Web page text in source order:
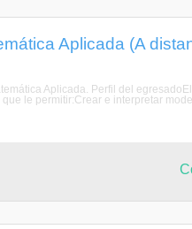
Aplicada (A
Aplicada. Perfil del
le permitir:Crear e interpretar